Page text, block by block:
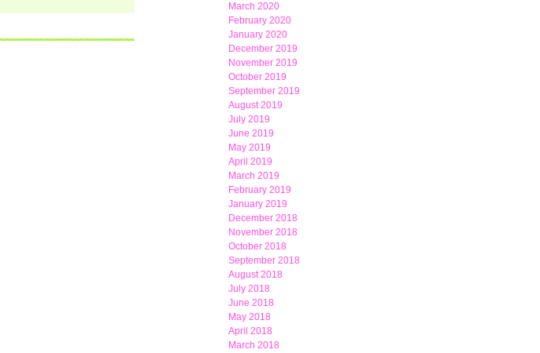
March 2020
February 2020
January 2020
December 2019
November 2019
October 2019
September 2019
August 2019
July 2019
June 2019
May 2019
April 2019
March 2019
February 2019
January 2019
December 2018
November 2018
October 2018
September 2018
August 2018
July 2018
June 2018
May 2018
April 2018
March 2018